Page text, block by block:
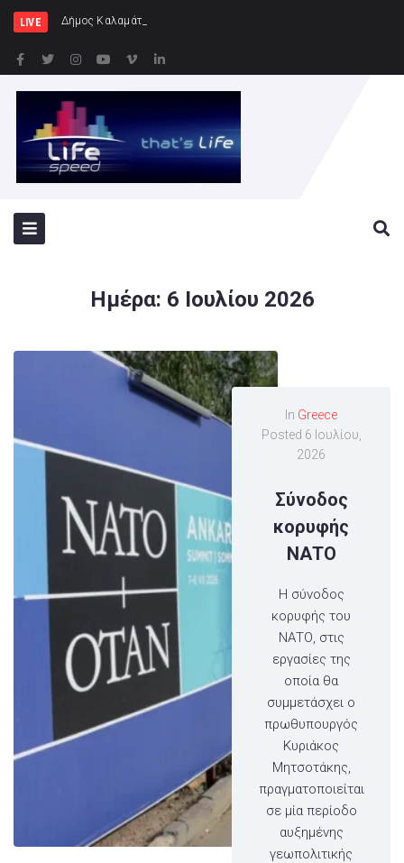
LIVE Δήμος Καλαμάτας : Ολοκληρώνεται
Ημέρα: 6 Ιουλίου 2026
In Greece
Posted 6 Ιουλίου,
2026
Σύνοδος
κορυφής
ΝΑΤΟ
Η σύνοδος
κορυφής του
ΝΑΤΟ, στις
εργασίες της
οποία θα
συμμετάσχει ο
πρωθυπουργός
Κυριάκος
Μητσοτάκης,
πραγματοποιείται
σε μία περίοδο
αυξημένης
γεωπολιτικής